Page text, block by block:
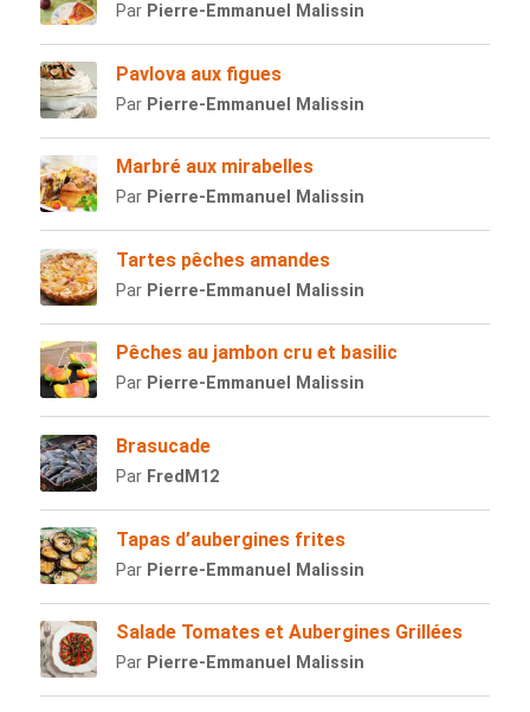
Par Pierre-Emmanuel Malissin
Pavlova aux figues
Par Pierre-Emmanuel Malissin
Marbré aux mirabelles
Par Pierre-Emmanuel Malissin
Tartes pêches amandes
Par Pierre-Emmanuel Malissin
Pêches au jambon cru et basilic
Par Pierre-Emmanuel Malissin
Brasucade
Par FredM12
Tapas d’aubergines frites
Par Pierre-Emmanuel Malissin
Salade Tomates et Aubergines Grillées
Par Pierre-Emmanuel Malissin